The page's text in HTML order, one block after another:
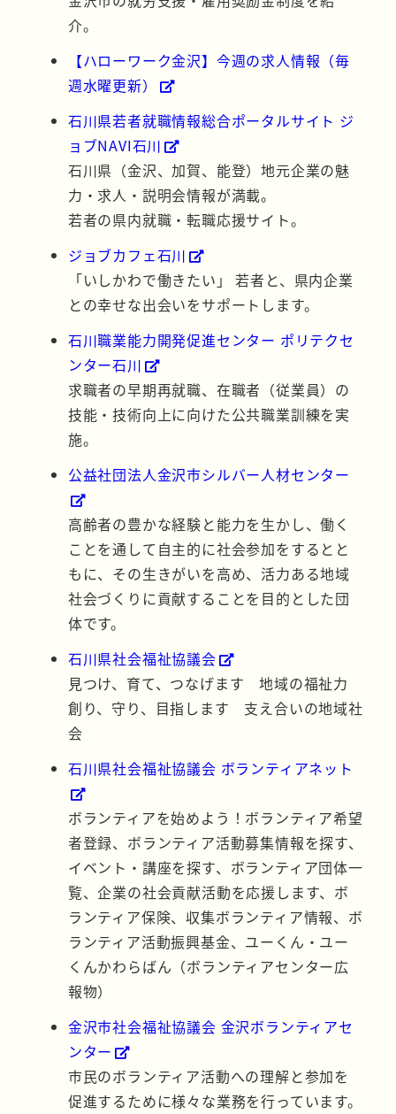
介。
【ハローワーク金沢】今週の求人情報（毎
週水曜更新）
石川県若者就職情報総合ポータルサイト ジ
ョブNAVI石川
石川県（金沢、加賀、能登）地元企業の魅
力・求人・説明会情報が満載。
若者の県内就職・転職応援サイト。
ジョブカフェ石川
「いしかわで働きたい」 若者と、県内企業
との幸せな出会いをサポートします。
石川職業能力開発促進センター ポリテクセ
ンター石川
求職者の早期再就職、在職者（従業員）の
技能・技術向上に向けた公共職業訓練を実
施。
公益社団法人金沢市シルバー人材センター
高齢者の豊かな経験と能力を生かし、働く
ことを通して自主的に社会参加をするとと
もに、その生きがいを高め、活力ある地域
社会づくりに貢献することを目的とした団
体です。
石川県社会福祉協議会
見つけ、育て、つなげます 地域の福祉力
創り、守り、目指します 支え合いの地域社
会
石川県社会福祉協議会 ボランティアネット
ボランティアを始めよう！ボランティア希望
者登録、ボランティア活動募集情報を探す、
イベント・講座を探す、ボランティア団体一
覧、企業の社会貢献活動を応援します、ボ
ランティア保険、収集ボランティア情報、ボ
ランティア活動振興基金、ユーくん・ユー
くんかわらばん（ボランティアセンター広
報物）
金沢市社会福祉協議会 金沢ボランティアセ
ンター
市民のボランティア活動への理解と参加を
促進するために様々な業務を行っています。